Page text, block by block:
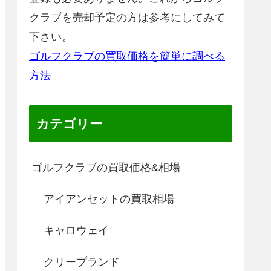
クラブを売却予定の方は参考にしてみて
下さい。
ゴルフクラブの買取価格を簡単に調べる
方法
カテゴリー
ゴルフクラブの買取価格&相場
アイアンセットの買取相場
キャロウェイ
クリーブランド